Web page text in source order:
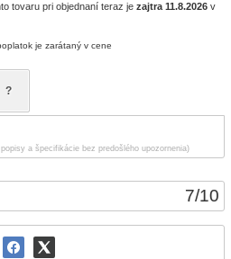
7/10
tovaru pri objednaní teraz je zajtra 11.8.2026 v
je zarátaný v cene
?
a špecifikácie bez predošlého upozornenia)